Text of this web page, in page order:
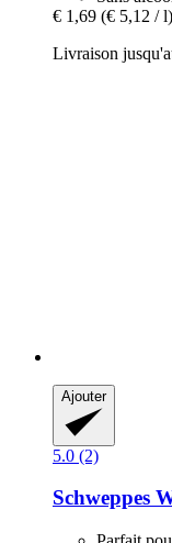
€ 1,69 (€ 5,12 / l)
Livraison
Ajouter
5.0 (2)
Schweppes